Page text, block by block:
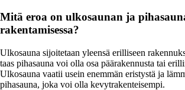
Mitä eroa on ulkosaunan ja
rakentamisessa?
Ulkosauna sijoitetaan yleensä erilliseen
taas pihasauna voi olla osa päärakennusta tai
Ulkosauna vaatii usein enemmän eristystä ja
pihasauna, joka voi olla kevytrakenteisempi.